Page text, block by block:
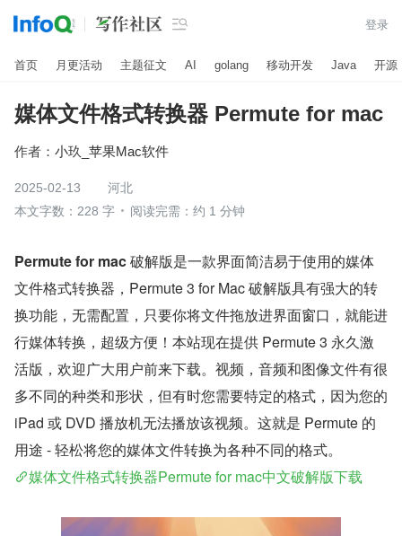
 登录
首页 月更活动 主题征文 AI golang 移动开发 Java 开源
媒体文件格式转换器 Permute for mac
作者： 小玖_苹果Mac软件
2025-02-13
河北
本文字数：228 字
阅读完需：约 1 分钟
Permute for mac 破解版是一款界面简洁易于使用的媒体
文件格式转换器，Permute 3 for Mac 破解版具有强大的转
换功能，无需配置，只要你将文件拖放进界面窗口，就能进
行媒体转换，超级方便！本站现在提供 Permute 3 永久激
活版，欢迎广大用户前来下载。视频，音频和图像文件有很
多不同的种类和形状，但有时您需要特定的格式，因为您的
iPad 或 DVD 播放机无法播放该视频。这就是 Permute 的
用途 - 轻松将您的媒体文件转换为各种不同的格式。
媒体文件格式转换器Permute for mac中文破解版下载